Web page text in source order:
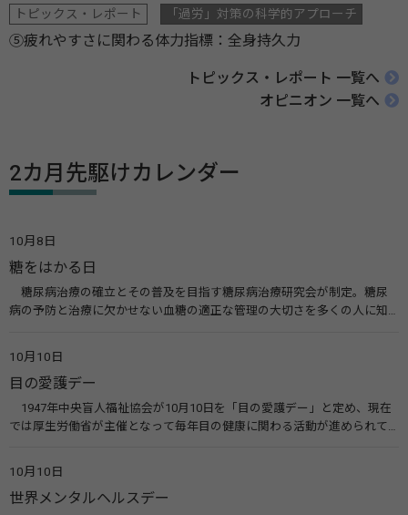
トピックス・レポート
「過労」対策の科学的アプローチ
⑤疲れやすさに関わる体力指標：全身持久力
トピックス・レポート 一覧へ
オピニオン 一覧へ
2カ月先駆けカレンダー
10月8日
糖をはかる日
糖尿病治療の確立とその普及を目指す糖尿病治療研究会が制定。糖尿
病の予防と治療に欠かせない血糖の適正な管理の大切さを多くの人に知
療研究会） 糖尿病ネットワーク
10月10日
目の愛護デー
1947年中央盲人福祉協会が10月10日を「目の愛護デー」と定め、現在
では厚生労働省が主催となって毎年目の健康に関わる活動が進められて
会）
10月10日
世界メンタルヘルスデー